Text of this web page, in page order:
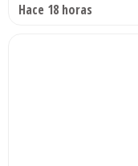
Hace 18 horas